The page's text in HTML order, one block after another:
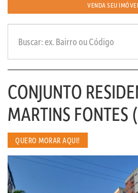
VENDA SEU IMÓVEL
CONJUNTO
MARTINS FONTES
QUERO MORAR AQUI!